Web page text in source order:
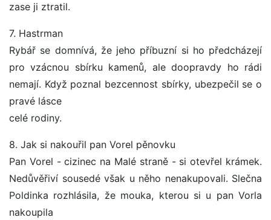
zase ji ztratil.
7. Hastrman
Rybář se domnívá, že jeho příbuzní si ho předcházejí
pro vzácnou sbírku kamenů, ale doopravdy ho rádi
nemají. Když poznal bezcennost sbírky, ubezpečil se o
pravé lásce
celé rodiny.
8. Jak si nakouřil pan Vorel pěnovku
Pan Vorel - cizinec na Malé straně - si otevřel krámek.
Nedůvěřiví sousedé však u něho nenakupovali. Slečna
Poldinka rozhlásila, že mouka, kterou si u pan Vorla
nakoupila